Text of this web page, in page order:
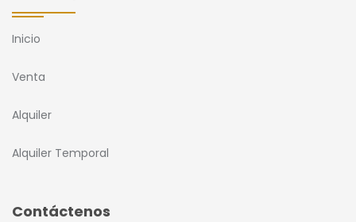
Inicio
Venta
Alquiler
Alquiler Temporal
Contáctenos